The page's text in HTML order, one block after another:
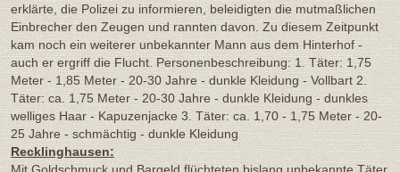
erklärte, die Polizei zu informieren, beleidigten die mutmaßlichen
Einbrecher den Zeugen und rannten davon. Zu diesem Zeitpunkt
kam noch ein weiterer unbekannter Mann aus dem Hinterhof -
auch er ergriff die Flucht. Personenbeschreibung: 1. Täter: 1,75
Meter - 1,85 Meter - 20-30 Jahre - dunkle Kleidung - Vollbart 2.
Täter: ca. 1,75 Meter - 20-30 Jahre - dunkle Kleidung - dunkles
welliges Haar - Kapuzenjacke 3. Täter: ca. 1,70 - 1,75 Meter - 20-
25 Jahre - schmächtig - dunkle Kleidung
Recklinghausen: